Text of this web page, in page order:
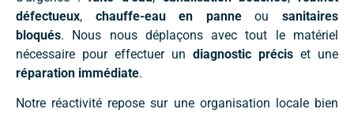
défectueux, chauffe-eau en panneousanitaires
bloqués. Nous nous déplaçons avec tout le matériel
nécessaire pour effectuer un diagnostic précis et une
réparation immédiate.
Notre réactivité repose sur une organisation locale bien